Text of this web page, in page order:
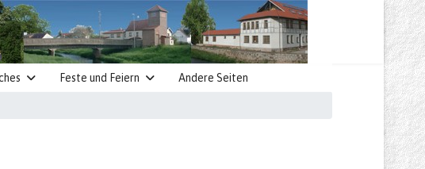
Feste und Feiern Andere Seiten